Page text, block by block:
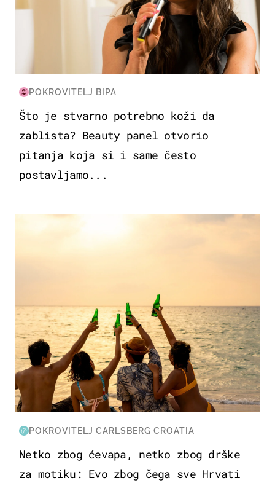
POKROVITELJ BIPA
Što je stvarno potrebno koži da
zablista? Beauty panel otvorio
pitanja koja si i same često
postavljamo...
POKROVITELJ CARLSBERG CROATIA
Netko zbog ćevapa, netko zbog drške
za motiku: Evo zbog čega sve Hrvati